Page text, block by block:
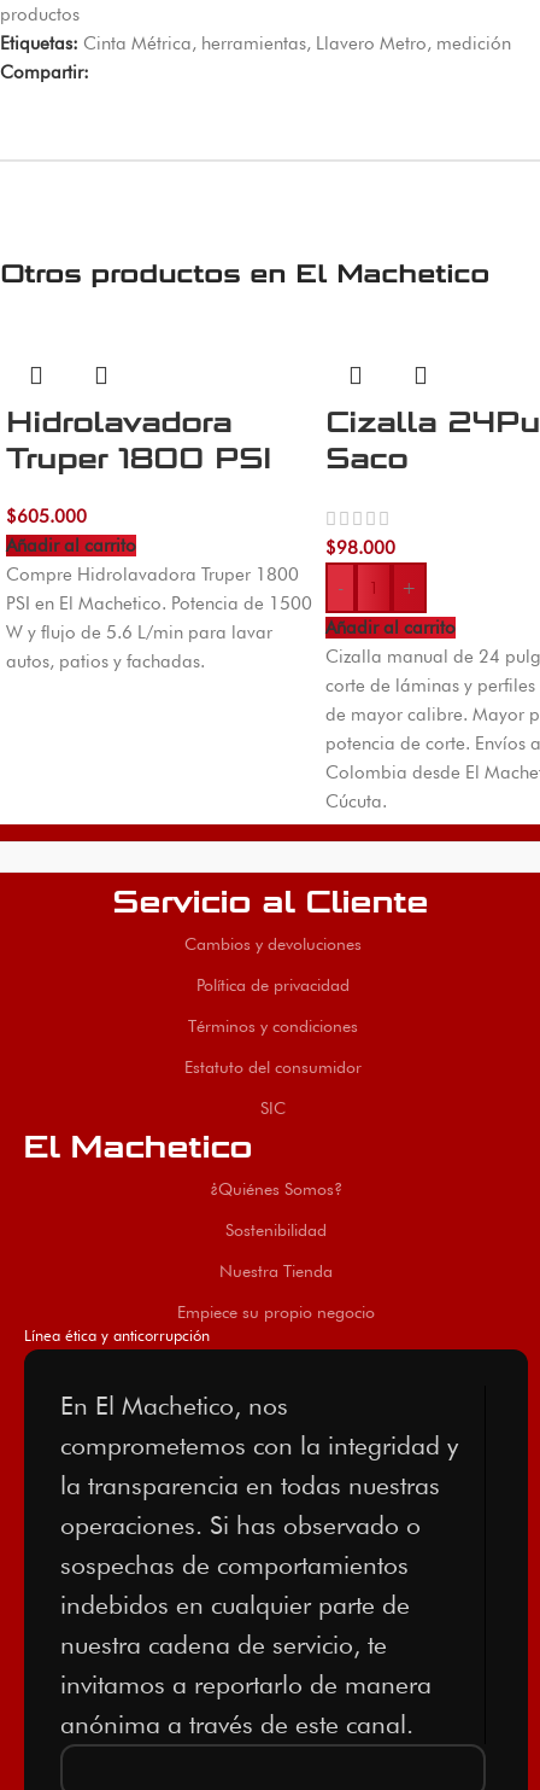
productos
Etiquetas: Cinta Métrica, herramientas, Llavero Metro, medición
Compartir:
Otros productos en El Machetico
Hidrolavadora
Truper 1800 PSI
$605.000
Añadir al carrito
Compre Hidrolavadora Truper 1800
PSI en El Machetico. Potencia de 1500
W y flujo de 5.6 L/min para lavar
autos, patios y fachadas.
Cizalla
Saco
$98.000
-
+
Añadir al carrito
Cizalla manual de 24
corte de láminas y
de mayor calibre. Mayor
potencia de corte. Envíos
Colombia desde El
Cúcuta.
Servicio al Cliente
Cambios y devoluciones
Política de privacidad
Términos y condiciones
Estatuto del consumidor
SIC
El Machetico
¿Quiénes Somos?
Sostenibilidad
Nuestra Tienda
Empiece su propio negocio
Línea ética y anticorrupción
En El Machetico, nos
comprometemos con la integridad y
la transparencia en todas nuestras
operaciones. Si has observado o
sospechas de comportamientos
indebidos en cualquier parte de
nuestra cadena de servicio, te
invitamos a reportarlo de manera
anónima a través de este canal.